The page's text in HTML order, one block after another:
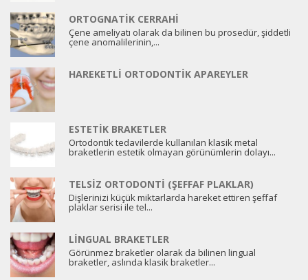
ORTOGNATIK CERRAHI
Çene ameliyatı olarak da bilinen bu prosedür, şiddetli
çene anomalilerinin,...
HAREKETLI ORTODONTIK APAREYLER
ESTETIK BRAKETLER
Ortodontik tedavilerde kullanılan klasik metal
braketlerin estetik olmayan görünümlerin dolayı...
TELSIZ ORTODONTI (ŞEFFAF PLAKLAR)
Dişlerinizi küçük miktarlarda hareket ettiren şeffaf
plaklar serisi ile tel...
LINGUAL BRAKETLER
Görünmez braketler olarak da bilinen lingual
braketler, aslında klasik braketler...